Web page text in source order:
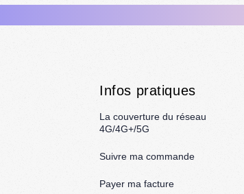
Infos pratiques
La couverture du réseau
4G/4G+/5G
Suivre ma commande
Payer ma facture